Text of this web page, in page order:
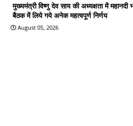
मुख्यमंत्री विष्णु देव साय की अध्यक्षता में
बैठक में लिये गये अनेक महत्वपूर्ण निर्णय
August 05, 2026